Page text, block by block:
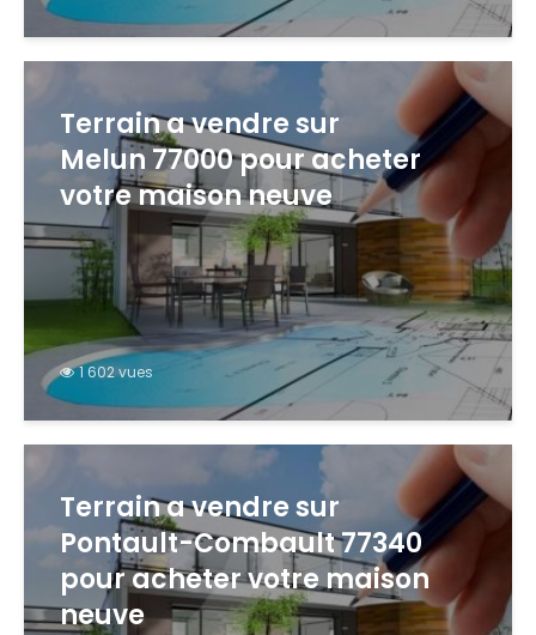
Terrain a vendre sur
Melun 77000 pour acheter
votre maison neuve
1 602 vues
Terrain a vendre sur
Pontault-Combault 77340
pour acheter votre maison
neuve